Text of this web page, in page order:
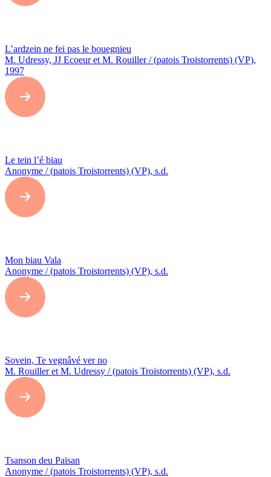
L’ardzein ne fei pas le bouegnieu
M. Udressy, JJ Ecoeur et M. Rouiller / (patois Troistorrents) (VP),
1997
Le tein l’é biau
Anonyme / (patois Troistorrents) (VP), s.d.
Mon biau Vala
Anonyme / (patois Troistorrents) (VP), s.d.
Sovein, Te vegnâvé ver no
M. Rouiller et M. Udressy / (patois Troistorrents) (VP), s.d.
Tsanson deu Païsan
Anonyme / (patois Troistorrents) (VP), s.d.